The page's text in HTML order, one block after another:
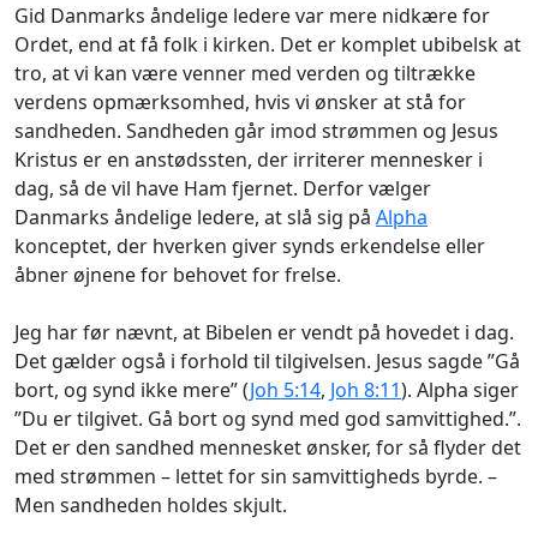
Gid Danmarks åndelige ledere var mere nidkære for
Ordet, end at få folk i kirken. Det er komplet ubibelsk at
tro, at vi kan være venner med verden og tiltrække
verdens opmærksomhed, hvis vi ønsker at stå for
sandheden. Sandheden går imod strømmen og Jesus
Kristus er en anstødssten, der irriterer mennesker i
dag, så de vil have Ham fjernet. Derfor vælger
Danmarks åndelige ledere, at slå sig på Alpha
konceptet, der hverken giver synds erkendelse eller
åbner øjnene for behovet for frelse.
Jeg har før nævnt, at Bibelen er vendt på hovedet i dag.
Det gælder også i forhold til tilgivelsen. Jesus sagde ”Gå
bort, og synd ikke mere” (Joh 5:14, Joh 8:11). Alpha siger
”Du er tilgivet. Gå bort og synd med god samvittighed.”.
Det er den sandhed mennesket ønsker, for så flyder det
med strømmen – lettet for sin samvittigheds byrde. –
Men sandheden holdes skjult.